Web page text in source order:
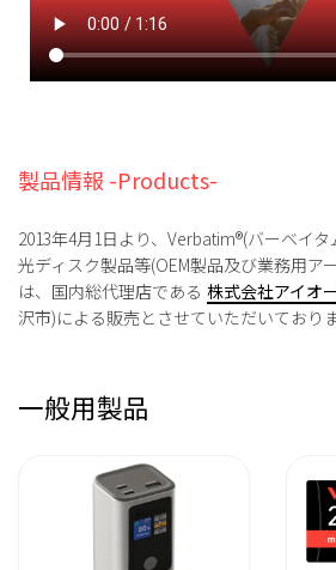
製品情報 -Products-
2013年4月1日より、Verbatim®(バーベイ
光ディスク製品等(OEM製品及び業務用ア
は、国内総代理店である 株式会社アイオ
沢市)による販売とさせていただいておりま
一般用製品